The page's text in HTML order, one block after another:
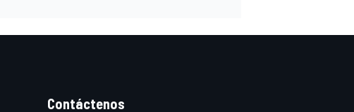
Contáctenos